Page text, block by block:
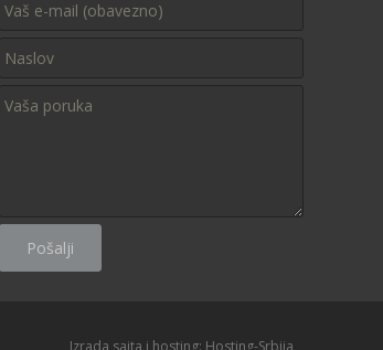
Izrada sajta i hosting: Hosting-Srbija